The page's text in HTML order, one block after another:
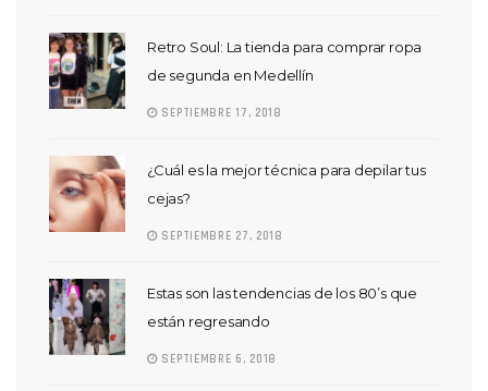
Retro Soul: La tienda para comprar ropa
de segunda en Medellín
SEPTIEMBRE 17, 2018
¿Cuál es la mejor técnica para depilar tus
cejas?
SEPTIEMBRE 27, 2018
Estas son las tendencias de los 80’s que
están regresando
SEPTIEMBRE 6, 2018